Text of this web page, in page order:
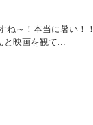
ね～！本当に暑い！！
と映画を観て...